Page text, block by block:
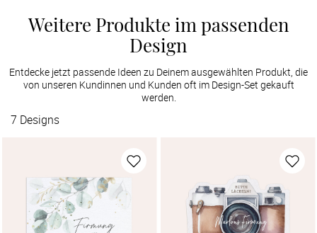
Weitere Produkte im passenden
Design
Entdecke jetzt passende Ideen zu Deinem ausgewählten Produkt, die
von unseren Kundinnen und Kunden oft im Design-Set gekauft
werden.
7 Designs